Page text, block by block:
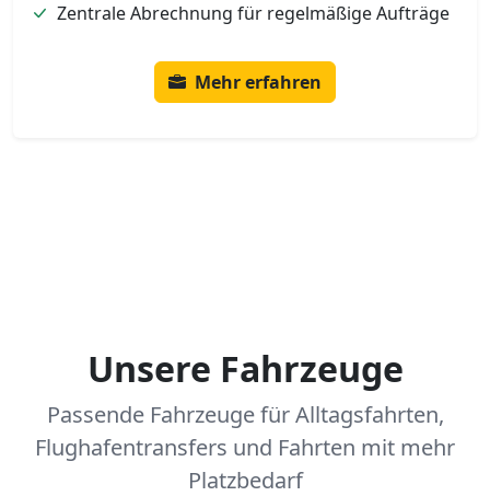
Zentrale Abrechnung für regelmäßige Aufträge
Mehr erfahren
Unsere Fahrzeuge
Passende Fahrzeuge für Alltagsfahrten,
Flughafentransfers und Fahrten mit mehr
Platzbedarf